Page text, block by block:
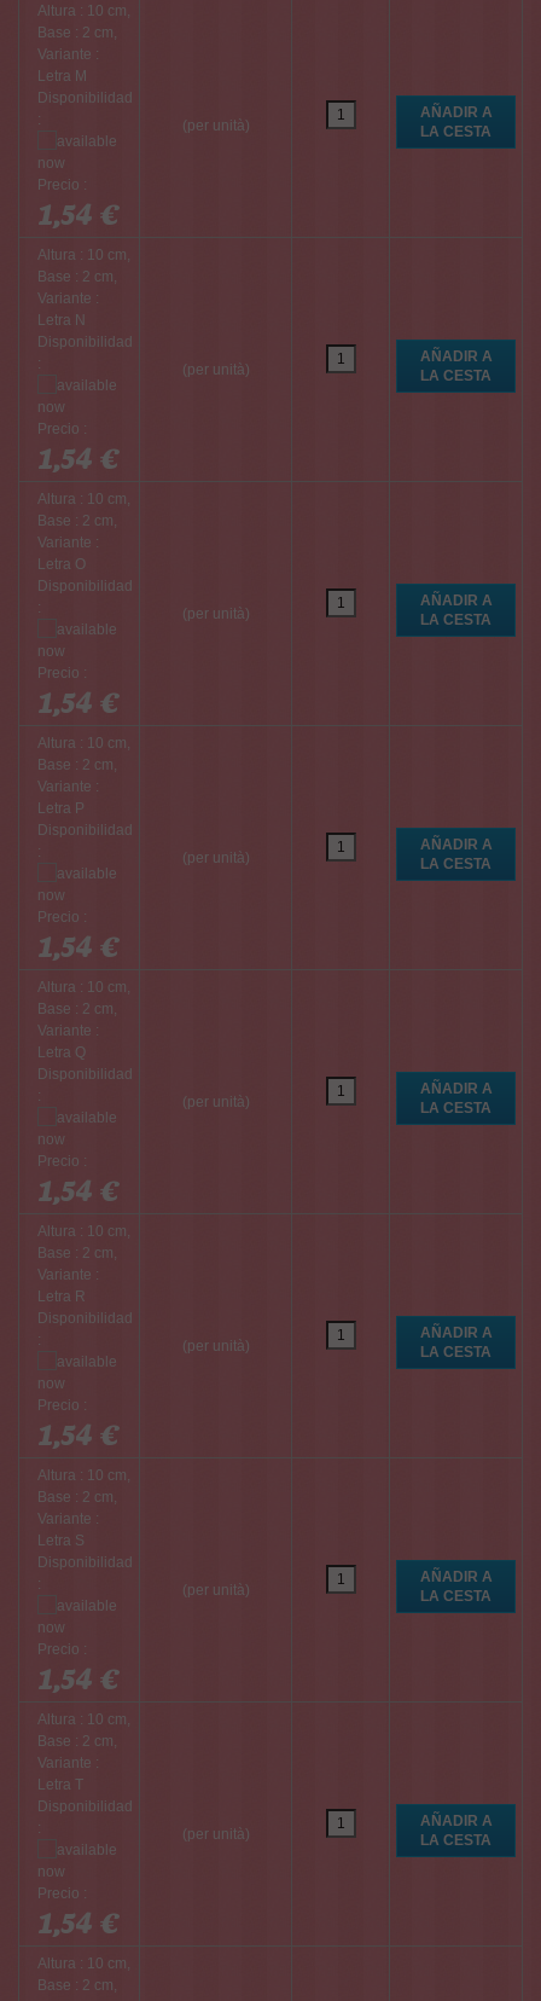
Altura : 10 cm,
Base : 2 cm,
Variante :
Letra M
Disponibilidad
:
Precio :
1,54 €
(per unità)
Altura : 10 cm,
Base : 2 cm,
Variante :
Letra N
Disponibilidad
:
Precio :
1,54 €
(per unità)
Altura : 10 cm,
Base : 2 cm,
Variante :
Letra O
Disponibilidad
:
Precio :
1,54 €
(per unità)
Altura : 10 cm,
Base : 2 cm,
Variante :
Letra P
Disponibilidad
:
Precio :
1,54 €
(per unità)
Altura : 10 cm,
Base : 2 cm,
Variante :
Letra Q
Disponibilidad
:
Precio :
1,54 €
(per unità)
Altura : 10 cm,
Base : 2 cm,
Variante :
Letra R
Disponibilidad
:
Precio :
1,54 €
(per unità)
Altura : 10 cm,
Base : 2 cm,
Variante :
Letra S
Disponibilidad
:
Precio :
1,54 €
(per unità)
Altura : 10 cm,
Base : 2 cm,
Variante :
Letra T
Disponibilidad
:
Precio :
1,54 €
(per unità)
Altura : 10 cm,
Base : 2 cm,